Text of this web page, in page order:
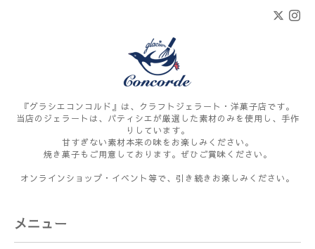
『グラシエコンコルド』は、クラフトジェラート・洋菓子店です。
当店のジェラートは、パティシエが厳選した素材のみを使用し、手作
りしています。
甘すぎない素材本来の味をお楽しみください。
焼き菓子もご用意しております。ぜひご賞味ください。
オンラインショップ・イベント等で、引き続きお楽しみください。
メニュー